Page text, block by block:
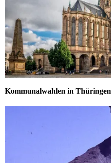
Kommunalwahlen in Thüringen